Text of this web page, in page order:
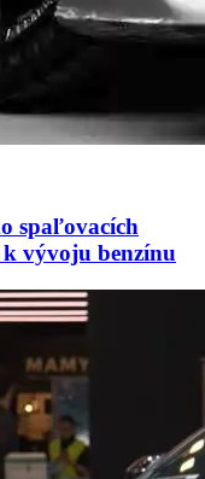
spaľovacích
k vývoju benzínu